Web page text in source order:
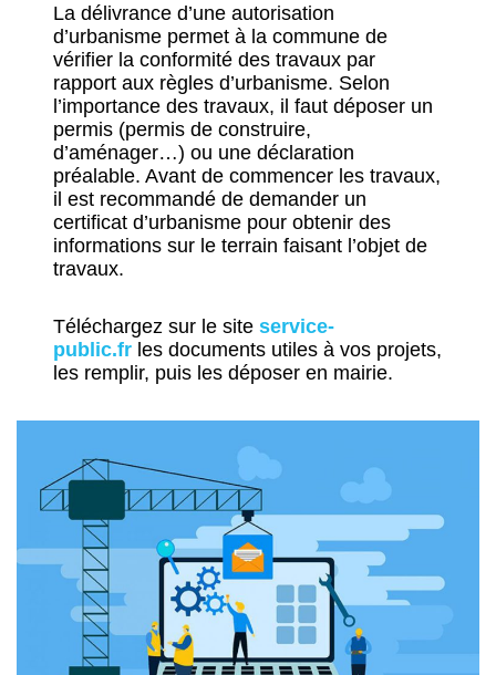
La délivrance d’une autorisation
d’urbanisme permet à la commune de
vérifier la conformité des travaux par
rapport aux règles d’urbanisme. Selon
l’importance des travaux, il faut déposer un
permis (permis de construire,
d’aménager…) ou une déclaration
préalable. Avant de commencer les travaux,
il est recommandé de demander un
certificat d’urbanisme pour obtenir des
informations sur le terrain faisant l’objet de
travaux.
Téléchargez sur le siteservice-
public.fr les documents utiles à vos projets,
les remplir, puis les déposer en mairie.